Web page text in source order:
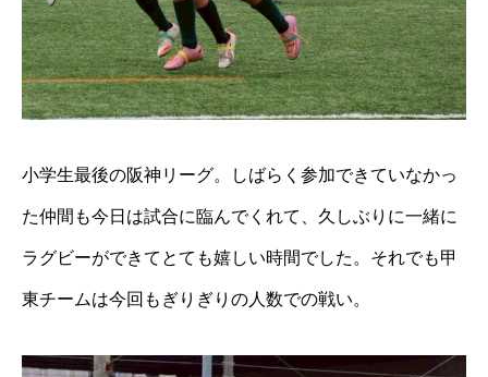
小学生最後の阪神リーグ。しばらく参加できていなかっ
た仲間も今日は試合に臨んでくれて、久しぶりに一緒に
ラグビーができてとても嬉しい時間でした。それでも甲
東チームは今回もぎりぎりの人数での戦い。